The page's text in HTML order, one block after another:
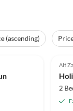
(ascending)
Top-Listing
Alt
2